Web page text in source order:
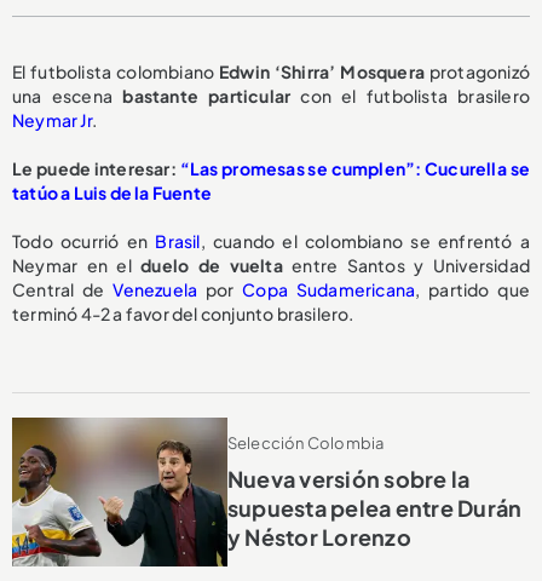
El futbolista colombiano Edwin ‘Shirra’ Mosqueraprotagonizó
una escena bastante particular con el futbolista brasilero
Neymar Jr.
Le puede interesar: “Las promesas se cumplen”: Cucurella se
tatúo a Luis de la Fuente
Todo ocurrió en Brasil, cuando el colombiano se enfrentó a
Neymar en elduelo de vueltaentre Santos y Universidad
Central deVenezuela porCopa Sudamericana, partido que
terminó 4-2 a favor del conjunto brasilero.
Selección Colombia
Nueva versión sobre la
supuesta pelea entre Durán
y Néstor Lorenzo